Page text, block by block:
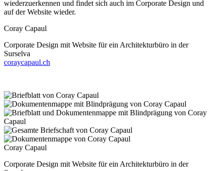
wiederzuerkennen und findet sich auch im Corporate Design und
auf der Website wieder.
Coray Capaul
Corporate Design mit Website für ein Architekturbüro in der
Surselva
coraycapaul.ch
Coray Capaul
Corporate Design mit Website für ein Architekturbüro in der